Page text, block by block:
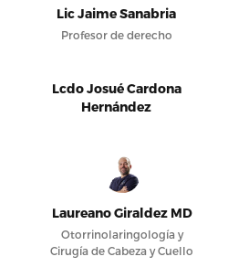
Lic Jaime Sanabria
Profesor de derecho
Lcdo Josué Cardona
Hernández
Laureano Giraldez MD
Otorrinolaringología y
Cirugía de Cabeza y Cuello